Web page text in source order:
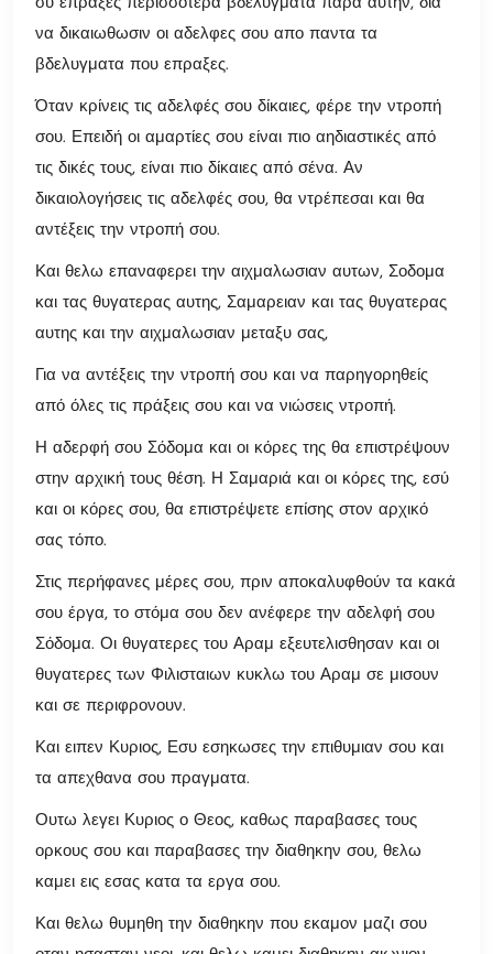
συ επραξες περισσοτερα βδελυγματα παρα αυτην, δια
να δικαιωθωσιν οι αδελφες σου απο παντα τα
βδελυγματα που επραξες.
Όταν κρίνεις τις αδελφές σου δίκαιες, φέρε την ντροπή
σου. Επειδή οι αμαρτίες σου είναι πιο αηδιαστικές από
τις δικές τους, είναι πιο δίκαιες από σένα. Αν
δικαιολογήσεις τις αδελφές σου, θα ντρέπεσαι και θα
αντέξεις την ντροπή σου.
Και θελω επαναφερει την αιχμαλωσιαν αυτων, Σοδομα
και τας θυγατερας αυτης, Σαμαρειαν και τας θυγατερας
αυτης και την αιχμαλωσιαν μεταξυ σας,
Για να αντέξεις την ντροπή σου και να παρηγορηθείς
από όλες τις πράξεις σου και να νιώσεις ντροπή.
Η αδερφή σου Σόδομα και οι κόρες της θα επιστρέψουν
στην αρχική τους θέση. Η Σαμαριά και οι κόρες της, εσύ
και οι κόρες σου, θα επιστρέψετε επίσης στον αρχικό
σας τόπο.
Στις περήφανες μέρες σου, πριν αποκαλυφθούν τα κακά
σου έργα, το στόμα σου δεν ανέφερε την αδελφή σου
Σόδομα. Οι θυγατερες του Αραμ εξευτελισθησαν και οι
θυγατερες των Φιλισταιων κυκλω του Αραμ σε μισουν
και σε περιφρονουν.
Και ειπεν Κυριος, Εσυ εσηκωσες την επιθυμιαν σου και
τα απεχθανα σου πραγματα.
Ουτω λεγει Κυριος ο Θεος, καθως παραβασες τους
ορκους σου και παραβασες την διαθηκην σου, θελω
καμει εις εσας κατα τα εργα σου.
Και θελω θυμηθη την διαθηκην που εκαμον μαζι σου